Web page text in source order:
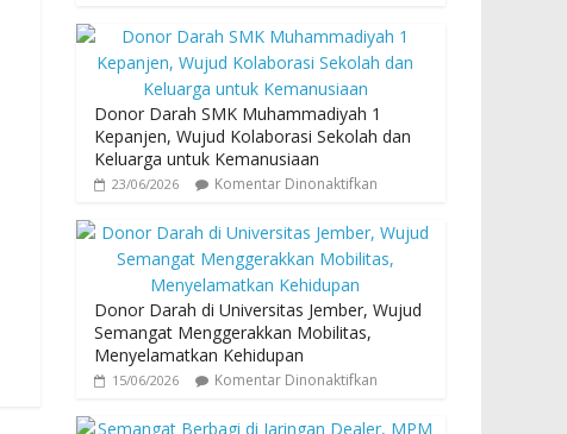
Donor Darah SMK Muhammadiyah 1
Kepanjen, Wujud Kolaborasi Sekolah dan
Keluarga untuk Kemanusiaan
23/06/2026 Komentar Dinonaktifkan
Donor Darah di Universitas Jember, Wujud
Semangat Menggerakkan Mobilitas,
Menyelamatkan Kehidupan
15/06/2026 Komentar Dinonaktifkan